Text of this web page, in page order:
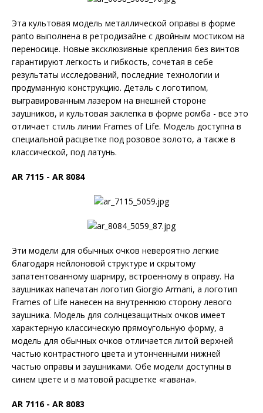
Эта культовая модель металлической оправы в форме
panto выполнена в ретродизайне с двойным мостиком на
переносице. Новые эксклюзивные крепления без винтов
гарантируют легкость и гибкость, сочетая в себе
результаты исследований, последние технологии и
продуманную конструкцию. Деталь с логотипом,
выгравированным лазером на внешней стороне
заушников, и культовая заклепка в форме ромба - все это
отличает стиль линии Frames of Life. Модель доступна в
специальной расцветке под розовое золото, а также в
классической, под латунь.
AR 7115 - AR 8084
Эти модели для обычных очков невероятно легкие
благодаря нейлоновой структуре и скрытому
запатентованному шарниру, встроенному в оправу. На
заушниках напечатан логотип Giorgio Armani, а логотип
Frames of Life нанесен на внутреннюю сторону левого
заушника. Модель для солнцезащитных очков имеет
характерную классическую прямоугольную форму, а
модель для обычных очков отличается литой верхней
частью контрастного цвета и утонченными нижней
частью оправы и заушниками. Обе модели доступны в
синем цвете и в матовой расцветке «гавана».
AR 7116 - AR 8083